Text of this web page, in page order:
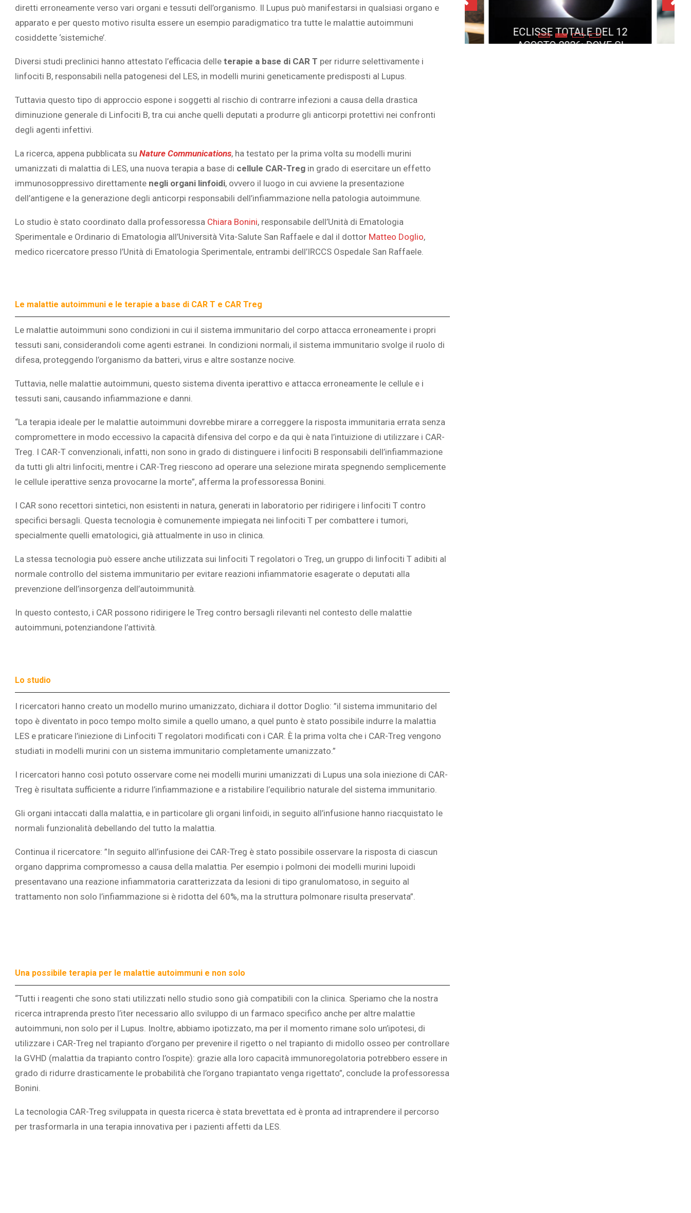
diretti erroneamente verso vari organi e tessuti dell’organismo. Il Lupus può manifestarsi in qualsiasi organo e
apparato e per questo motivo risulta essere un esempio paradigmatico tra tutte le malattie autoimmuni
cosiddette ‘sistemiche’.
Diversi studi preclinici hanno attestato l’efficacia delle terapie a base di CAR T per ridurre selettivamente i
linfociti B, responsabili nella patogenesi del LES, in modelli murini geneticamente predisposti al Lupus.
Tuttavia questo tipo di approccio espone i soggetti al rischio di contrarre infezioni a causa della drastica
diminuzione generale di Linfociti B, tra cui anche quelli deputati a produrre gli anticorpi protettivi nei confronti
degli agenti infettivi.
La ricerca, appena pubblicata su Nature Communications, ha testato per la prima volta su modelli murini
umanizzati di malattia di LES, una nuova terapia a base di cellule CAR-Treg in grado di esercitare un effetto
immunosoppressivo direttamente negli organi linfoidi, ovvero il luogo in cui avviene la presentazione
dell’antigene e la generazione degli anticorpi responsabili dell’infiammazione nella patologia autoimmune.
Lo studio è stato coordinato dalla professoressa Chiara Bonini, responsabile dell’Unità di Ematologia
Sperimentale e Ordinario di Ematologia all’Università Vita-Salute San Raffaele e dal il dottor Matteo Doglio,
medico ricercatore presso l’Unità di Ematologia Sperimentale, entrambi dell’IRCCS Ospedale San Raffaele.
Le malattie autoimmuni e le terapie a base di CAR T e CAR Treg
Le malattie autoimmuni sono condizioni in cui il sistema immunitario del corpo attacca erroneamente i propri
tessuti sani, considerandoli come agenti estranei. In condizioni normali, il sistema immunitario svolge il ruolo di
difesa, proteggendo l’organismo da batteri, virus e altre sostanze nocive.
Tuttavia, nelle malattie autoimmuni, questo sistema diventa iperattivo e attacca erroneamente le cellule e i
tessuti sani, causando infiammazione e danni.
“La terapia ideale per le malattie autoimmuni dovrebbe mirare a correggere la risposta immunitaria errata senza
compromettere in modo eccessivo la capacità difensiva del corpo e da qui è nata l’intuizione di utilizzare i CAR-
Treg. I CAR-T convenzionali, infatti, non sono in grado di distinguere i linfociti B responsabili dell’infiammazione
da tutti gli altri linfociti, mentre i CAR-Treg riescono ad operare una selezione mirata spegnendo semplicemente
le cellule iperattive senza provocarne la morte”, afferma la professoressa Bonini.
I CAR sono recettori sintetici, non esistenti in natura, generati in laboratorio per ridirigere i linfociti T contro
specifici bersagli. Questa tecnologia è comunemente impiegata nei linfociti T per combattere i tumori,
specialmente quelli ematologici, già attualmente in uso in clinica.
La stessa tecnologia può essere anche utilizzata sui linfociti T regolatori o Treg, un gruppo di linfociti T adibiti al
normale controllo del sistema immunitario per evitare reazioni infiammatorie esagerate o deputati alla
prevenzione dell’insorgenza dell’autoimmunità.
In questo contesto, i CAR possono ridirigere le Treg contro bersagli rilevanti nel contesto delle malattie
autoimmuni, potenziandone l’attività.
Lo studio
I ricercatori hanno creato un modello murino umanizzato, dichiara il dottor Doglio: ”il sistema immunitario del
topo è diventato in poco tempo molto simile a quello umano, a quel punto è stato possibile indurre la malattia
LES e praticare l’iniezione di Linfociti T regolatori modificati con i CAR. È la prima volta che i CAR-Treg vengono
studiati in modelli murini con un sistema immunitario completamente umanizzato.”
I ricercatori hanno così potuto osservare come nei modelli murini umanizzati di Lupus una sola iniezione di CAR-
Treg è risultata sufficiente a ridurre l’infiammazione e a ristabilire l’equilibrio naturale del sistema immunitario.
Gli organi intaccati dalla malattia, e in particolare gli organi linfoidi, in seguito all’infusione hanno riacquistato le
normali funzionalità debellando del tutto la malattia.
Continua il ricercatore: ”In seguito all’infusione dei CAR-Treg è stato possibile osservare la risposta di ciascun
organo dapprima compromesso a causa della malattia. Per esempio i polmoni dei modelli murini lupoidi
presentavano una reazione infiammatoria caratterizzata da lesioni di tipo granulomatoso, in seguito al
trattamento non solo l’infiammazione si è ridotta del 60%, ma la struttura polmonare risulta preservata”.
Una possibile terapia per le malattie autoimmuni e non solo
“Tutti i reagenti che sono stati utilizzati nello studio sono già compatibili con la clinica. Speriamo che la nostra
ricerca intraprenda presto l’iter necessario allo sviluppo di un farmaco specifico anche per altre malattie
autoimmuni, non solo per il Lupus. Inoltre, abbiamo ipotizzato, ma per il momento rimane solo un’ipotesi, di
utilizzare i CAR-Treg nel trapianto d’organo per prevenire il rigetto o nel trapianto di midollo osseo per controllare
la GVHD (malattia da trapianto contro l’ospite): grazie alla loro capacità immunoregolatoria potrebbero essere in
grado di ridurre drasticamente le probabilità che l’organo trapiantato venga rigettato”, conclude la professoressa
Bonini.
La tecnologia CAR-Treg sviluppata in questa ricerca è stata brevettata ed è pronta ad intraprendere il percorso
per trasformarla in una terapia innovativa per i pazienti affetti da LES.
PERSONE IMMAGINANO
SOVRAPPESO E OBESITÀ
ADULTA
AGOSTO 2026: DOVE SI
POTRÀ VEDERE